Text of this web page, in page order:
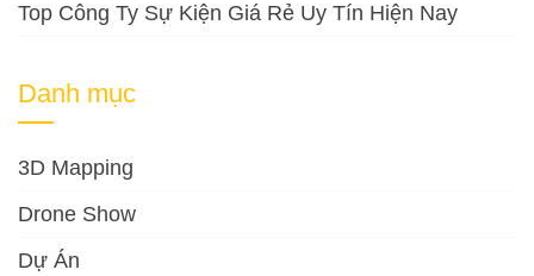
Top Công Ty Sự Kiện Giá Rẻ Uy Tín Hiện Nay
Danh mục
3D Mapping
Drone Show
Dự Án